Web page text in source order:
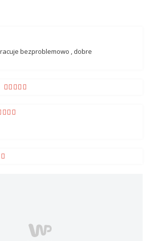
bezproblemowo , dobre